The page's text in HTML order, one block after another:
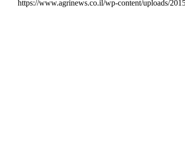
https://www.agrinews.co.il/wp-content/uploads/